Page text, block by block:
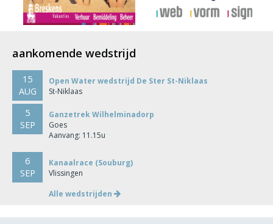
aankomende wedstrijd
15
AUG
Open Water wedstrijd De Ster St-Niklaas
St-Niklaas
5
SEP
Ganzetrek Wilhelminadorp
Goes
Aanvang: 11.15u
6
SEP
Kanaalrace (Souburg)
Vlissingen
Alle wedstrijden